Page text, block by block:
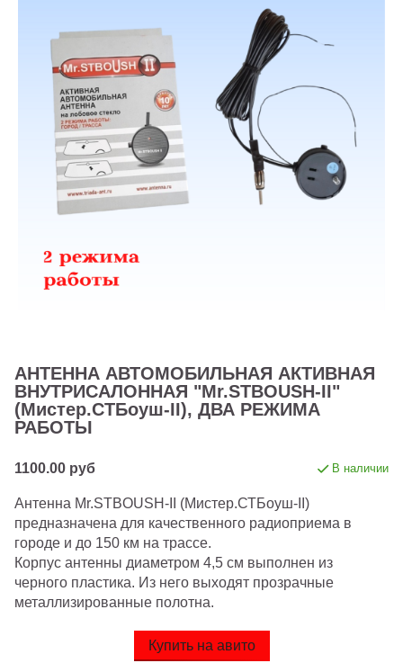
АНТЕННА АВТОМОБИЛЬНАЯ АКТИВНАЯ
ВНУТРИСАЛОННАЯ "Mr.STBOUSH-II"
(Мистер.СТБоуш-II), ДВА РЕЖИМА
РАБОТЫ
1100.00 руб В наличии
Антенна Mr.STBOUSH-II (Мистер.СТБоуш-II)
предназначена для качественного радиоприема в
городе и до 150 км на трассе.
Корпус антенны диаметром 4,5 см выполнен из
черного пластика. Из него выходят прозрачные
металлизированные полотна.
Купить на авито